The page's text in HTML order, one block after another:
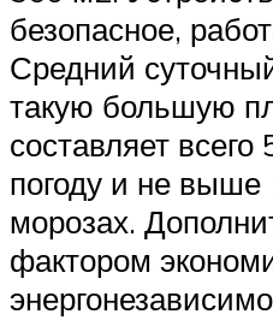
безопасное,
Средний
такую большую
составляет
погоду и не
морозах.
фактором